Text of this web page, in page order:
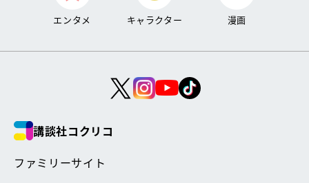
エンタメ キャラクター 漫画
講談社コクリコ
ファミリーサイト